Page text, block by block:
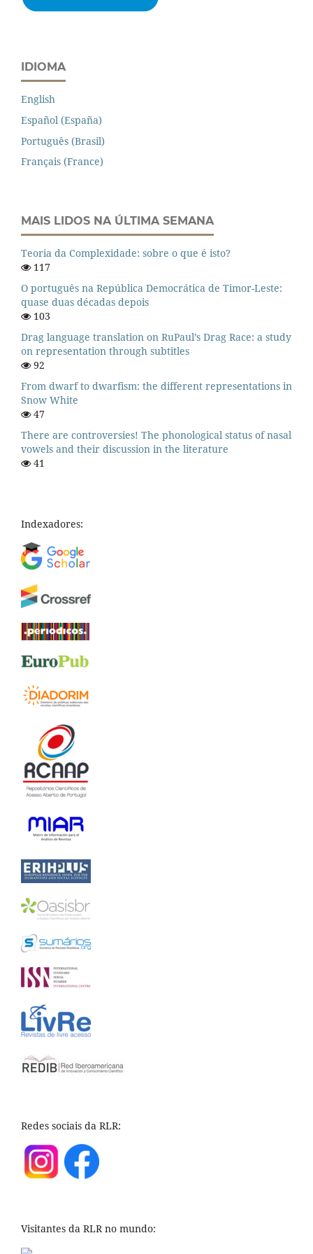
IDIOMA
English
Español (España)
Português (Brasil)
Français (France)
MAIS LIDOS NA ÚLTIMA SEMANA
Teoria da Complexidade: sobre o que é isto?
117
O português na República Democrática de Timor-Leste:
quase duas décadas depois
103
Drag language translation on RuPaul’s Drag Race: a study
on representation through subtitles
92
From dwarf to dwarfism: the different representations in
Snow White
47
There are controversies! The phonological status of nasal
vowels and their discussion in the literature
41
Indexadores:
Redes sociais da RLR:
Visitantes da RLR no mundo: